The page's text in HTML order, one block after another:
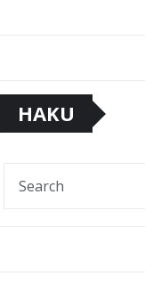
HAKU